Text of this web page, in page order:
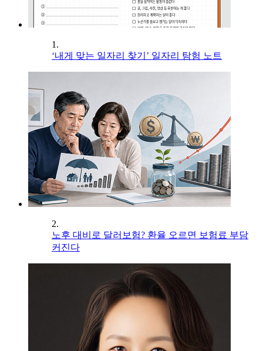
1.
‘내게 맞는 일자리 찾기’ 일자리 탐험 노트
2.
노후 대비로 달러보험? 환율 오르면 보험료 부담
커진다